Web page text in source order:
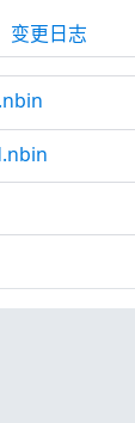
变更日志